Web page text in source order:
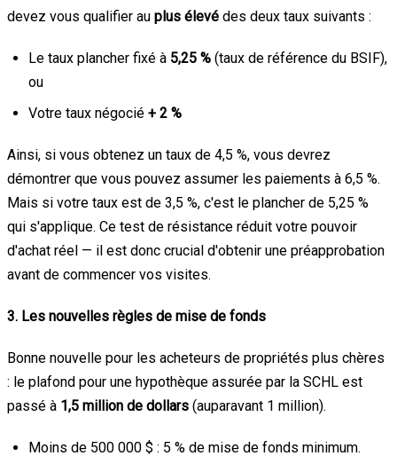
devez vous qualifier au plus élevé des deux taux suivants :
Le taux plancher fixé à 5,25 % (taux de référence du BSIF),
ou
Votre taux négocié + 2 %
Ainsi, si vous obtenez un taux de 4,5 %, vous devrez
démontrer que vous pouvez assumer les paiements à 6,5 %.
Mais si votre taux est de 3,5 %, c'est le plancher de 5,25 %
qui s'applique. Ce test de résistance réduit votre pouvoir
d'achat réel — il est donc crucial d'obtenir une préapprobation
avant de commencer vos visites.
3. Les nouvelles règles de mise de fonds
Bonne nouvelle pour les acheteurs de propriétés plus chères
: le plafond pour une hypothèque assurée par la SCHL est
passé à 1,5 million de dollars (auparavant 1 million).
Moins de 500 000 $ : 5 % de mise de fonds minimum.